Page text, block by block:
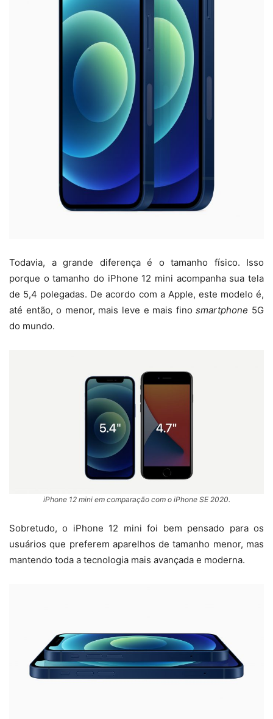
Todavia, a grande diferença é o tamanho físico. Isso
porque o tamanho do iPhone 12 mini acompanha sua tela
de 5,4 polegadas. De acordo com a Apple, este modelo é,
até então, o menor, mais leve e mais finosmartphone 5G
do mundo.
iPhone 12 mini em comparação com o iPhone SE 2020.
Sobretudo, o iPhone 12 mini foi bem pensado para os
usuários que preferem aparelhos de tamanho menor, mas
mantendo toda a tecnologia mais avançada e moderna.